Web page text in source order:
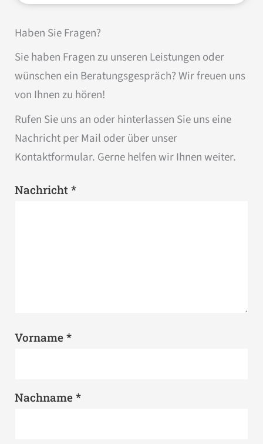
Haben Sie Fragen?
Sie haben Fragen zu unseren Leistungen oder
wünschen ein Beratungsgespräch? Wir freuen uns
von Ihnen zu hören!
Rufen Sie uns an oder hinterlassen Sie uns eine
Nachricht per Mail oder über unser
Kontaktformular. Gerne helfen wir Ihnen weiter.
Nachricht *
Vorname *
Nachname *